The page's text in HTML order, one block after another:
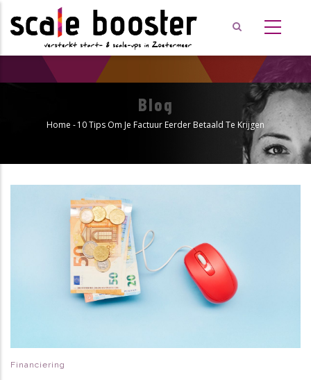
en
Blog
Home -10 Tips Om Je Factuur Eerder Betaald Te Krijgen
Financiering